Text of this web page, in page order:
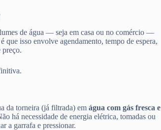
de água — seja em casa ou no comércio —
que isso envolve agendamento, tempo de espera,
preço.
da torneira (já filtrada) em água com gás fresca e
há necessidade de energia elétrica, tomadas ou
a garrafa e pressionar.